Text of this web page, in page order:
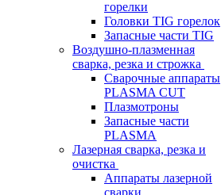
горелки
Головки TIG горелок
Запасные части TIG
Воздушно-плазменная
сварка, резка и строжка
Сварочные аппараты
PLASMA CUT
Плазмотроны
Запасные части
PLASMA
Лазерная сварка, резка и
очистка
Аппараты лазерной
сварки